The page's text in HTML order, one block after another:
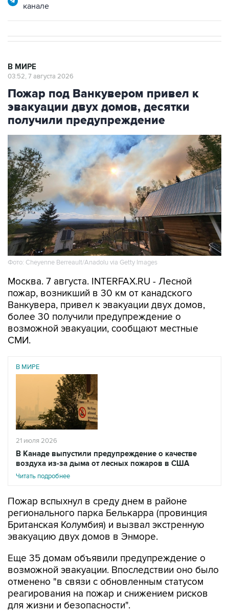
канале
В МИРЕ
03:52, 7 августа 2026
Пожар под Ванкувером привел к
эвакуации двух домов, десятки
получили предупреждение
Фото: Cheyenne Berreault/Anadolu via Getty Images
Москва. 7 августа. INTERFAX.RU - Лесной
пожар, возникший в 30 км от канадского
Ванкувера, привел к эвакуации двух домов,
более 30 получили предупреждение о
возможной эвакуации, сообщают местные
СМИ.
В МИРЕ
21 июля 2026
В Канаде выпустили предупреждение о качестве
воздуха из-за дыма от лесных пожаров в США
Читать подробнее
Пожар вспыхнул в среду днем в районе
регионального парка Белькарра (провинция
Британская Колумбия) и вызвал экстренную
эвакуацию двух домов в Энморе.
Еще 35 домам объявили предупреждение о
возможной эвакуации. Впоследствии оно было
отменено "в связи с обновленным статусом
реагирования на пожар и снижением рисков
для жизни и безопасности".